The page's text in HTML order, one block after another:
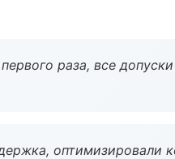
раза, все
оптимизировали